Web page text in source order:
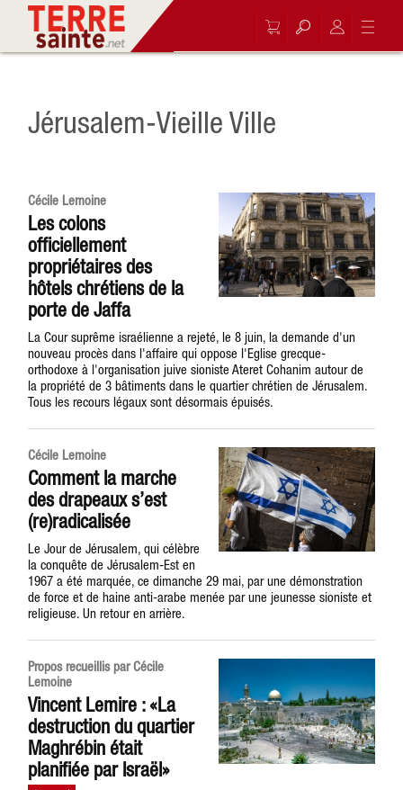
Jérusalem-Vieille Ville
Cécile Lemoine
Les colons
officiellement
propriétaires des
hôtels chrétiens de la
porte de Jaffa
La Cour suprême israélienne a rejeté, le 8 juin, la demande d'un
nouveau procès dans l'affaire qui oppose l'Eglise grecque-
orthodoxe à l'organisation juive sioniste Ateret Cohanim autour de
la propriété de 3 bâtiments dans le quartier chrétien de Jérusalem.
Tous les recours légaux sont désormais épuisés.
Cécile Lemoine
Comment la marche
des drapeaux s’est
(re)radicalisée
Le Jour de Jérusalem, qui célèbre
la conquête de Jérusalem-Est en
1967 a été marquée, ce dimanche 29 mai, par une démonstration
de force et de haine anti-arabe menée par une jeunesse sioniste et
religieuse. Un retour en arrière.
Propos recueillis par Cécile
Lemoine
Vincent Lemire : «La
destruction du quartier
Maghrébin était
planifiée par Israël»